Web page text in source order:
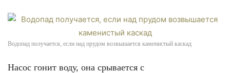
Водопад получается, если над прудом возвышается каменистый каскад
Насос гонит воду, она срывается с